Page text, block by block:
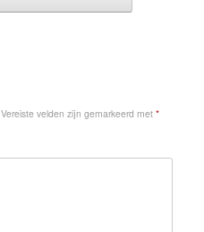
Vereiste velden zijn gemarkeerd met *